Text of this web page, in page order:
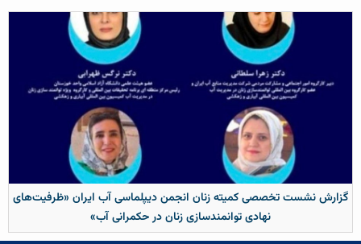
گزارش نشست تخصصی کمیته زنان انجمن دیپلماسی آب ایران «ظرفیت‌های
نهادی توانمندسازی زنان در حکمرانی آب»